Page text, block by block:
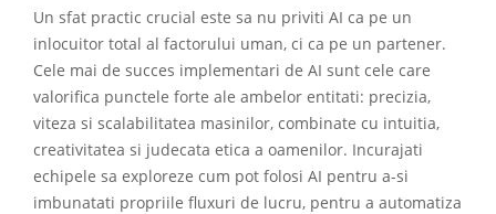
Un sfat practic crucial este sa nu priviti AI ca pe un
inlocuitor total al factorului uman, ci ca pe un partener.
Cele mai de succes implementari de AI sunt cele care
valorifica punctele forte ale ambelor entitati: precizia,
viteza si scalabilitatea masinilor, combinate cu intuitia,
creativitatea si judecata etica a oamenilor. Incurajati
echipele sa exploreze cum pot folosi AI pentru a-si
imbunatati propriile fluxuri de lucru, pentru a automatiza